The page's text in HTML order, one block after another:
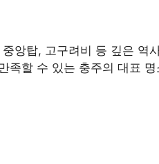
앙탑, 고구려비 등 깊은 역
족할 수 있는 충주의 대표